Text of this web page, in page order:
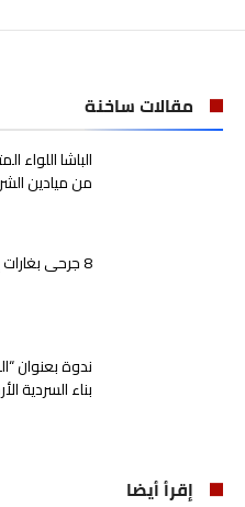
مقالات ساخنة
الباشا اللواء
من ميادين
8 جرحى بغارات إسرائيلية على جنوب لبنان
ندوة بعنوان
بناء السردية
إقرأ أيضا